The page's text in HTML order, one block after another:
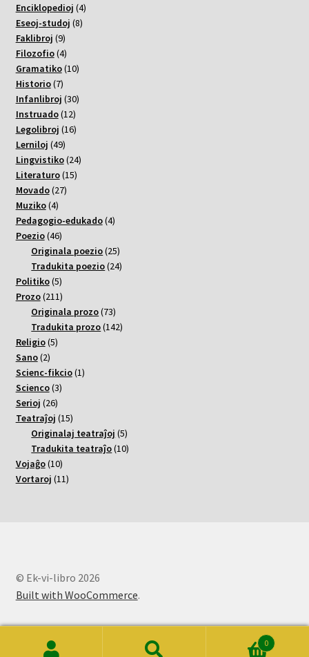
varoj
Enciklopedioj 44
Eseoj-studoj 88
Faklibroj 99
varoj
Filozofio 44
varoj
Gramatiko 1010
Historio 77
varoj
Infanlibroj 3030
Instruado 1212
varoj
Legolibroj 1616
Lerniloj 4949
varoj
Lingvistiko 2424
Literaturo 1515
Movado 2727
Muziko 44
varoj
Pedagogio-edukado 44
Poezio 4646
varoj
Originala poezio 2525
varoj
Tradukita poezio 2424
Politiko 55
varoj
Prozo 211211
varoj
Originala prozo 7373
varoj
Tradukita prozo 142142
Religio 55
Sano 22
varoj
Scienc-fikcio 11
Scienco 33
Serioj 2626
varoj
Teatraĵoj 1515
varoj
Originalaj teatraĵoj 55
varoj
Tradukita teatraĵo 1010
Vojaĝo 1010
varoj
Vortaroj 1111
© Ek-vi-libro 2026
Built with WooCommerce.
0